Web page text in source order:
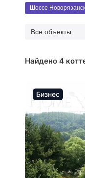
Шоссе
Все объекты
Найдено 4
Бизнес